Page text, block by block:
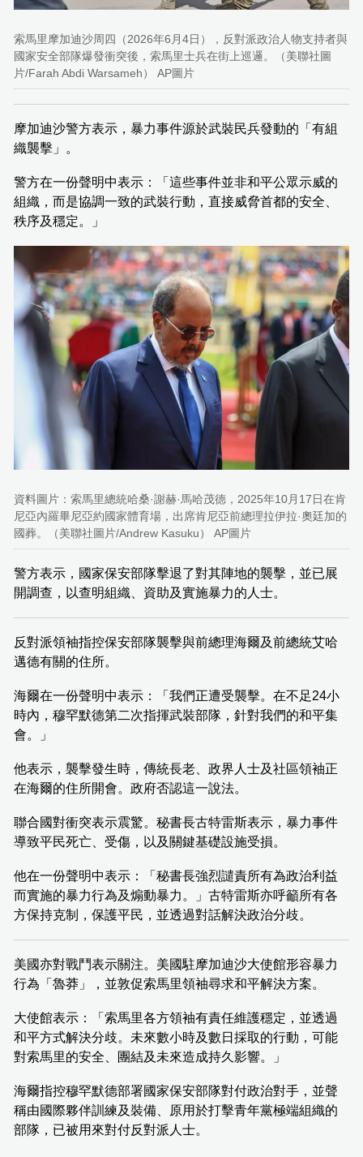
索馬里摩加迪沙周四（2026年6月4日），反對派政治人物支持者與
國家安全部隊爆發衝突後，索馬里士兵在街上巡邏。（美聯社圖
片/Farah Abdi Warsameh） AP圖片
摩加迪沙警方表示，暴力事件源於武裝民兵發動的「有組
織襲擊」。
警方在一份聲明中表示：「這些事件並非和平公眾示威的
組織，而是協調一致的武裝行動，直接威脅首都的安全、
秩序及穩定。」
資料圖片：索馬里總統哈桑·謝赫·馬哈茂德，2025年10月17日在肯
尼亞內羅畢尼亞約國家體育場，出席肯尼亞前總理拉伊拉·奧廷加的
國葬。（美聯社圖片/Andrew Kasuku） AP圖片
警方表示，國家保安部隊擊退了對其陣地的襲擊，並已展
開調查，以查明組織、資助及實施暴力的人士。
反對派領袖指控保安部隊襲擊與前總理海爾及前總統艾哈
邁德有關的住所。
海爾在一份聲明中表示：「我們正遭受襲擊。在不足24小
時內，穆罕默德第二次指揮武裝部隊，針對我們的和平集
會。」
他表示，襲擊發生時，傳統長老、政界人士及社區領袖正
在海爾的住所開會。政府否認這一說法。
聯合國對衝突表示震驚。秘書長古特雷斯表示，暴力事件
導致平民死亡、受傷，以及關鍵基礎設施受損。
他在一份聲明中表示：「秘書長強烈譴責所有為政治利益
而實施的暴力行為及煽動暴力。」古特雷斯亦呼籲所有各
方保持克制，保護平民，並透過對話解決政治分歧。
美國亦對戰鬥表示關注。美國駐摩加迪沙大使館形容暴力
行為「魯莽」，並敦促索馬里領袖尋求和平解決方案。
大使館表示：「索馬里各方領袖有責任維護穩定，並透過
和平方式解決分歧。未來數小時及數日採取的行動，可能
對索馬里的安全、團結及未來造成持久影響。」
海爾指控穆罕默德部署國家保安部隊對付政治對手，並聲
稱由國際夥伴訓練及裝備、原用於打擊青年黨極端組織的
部隊，已被用來對付反對派人士。